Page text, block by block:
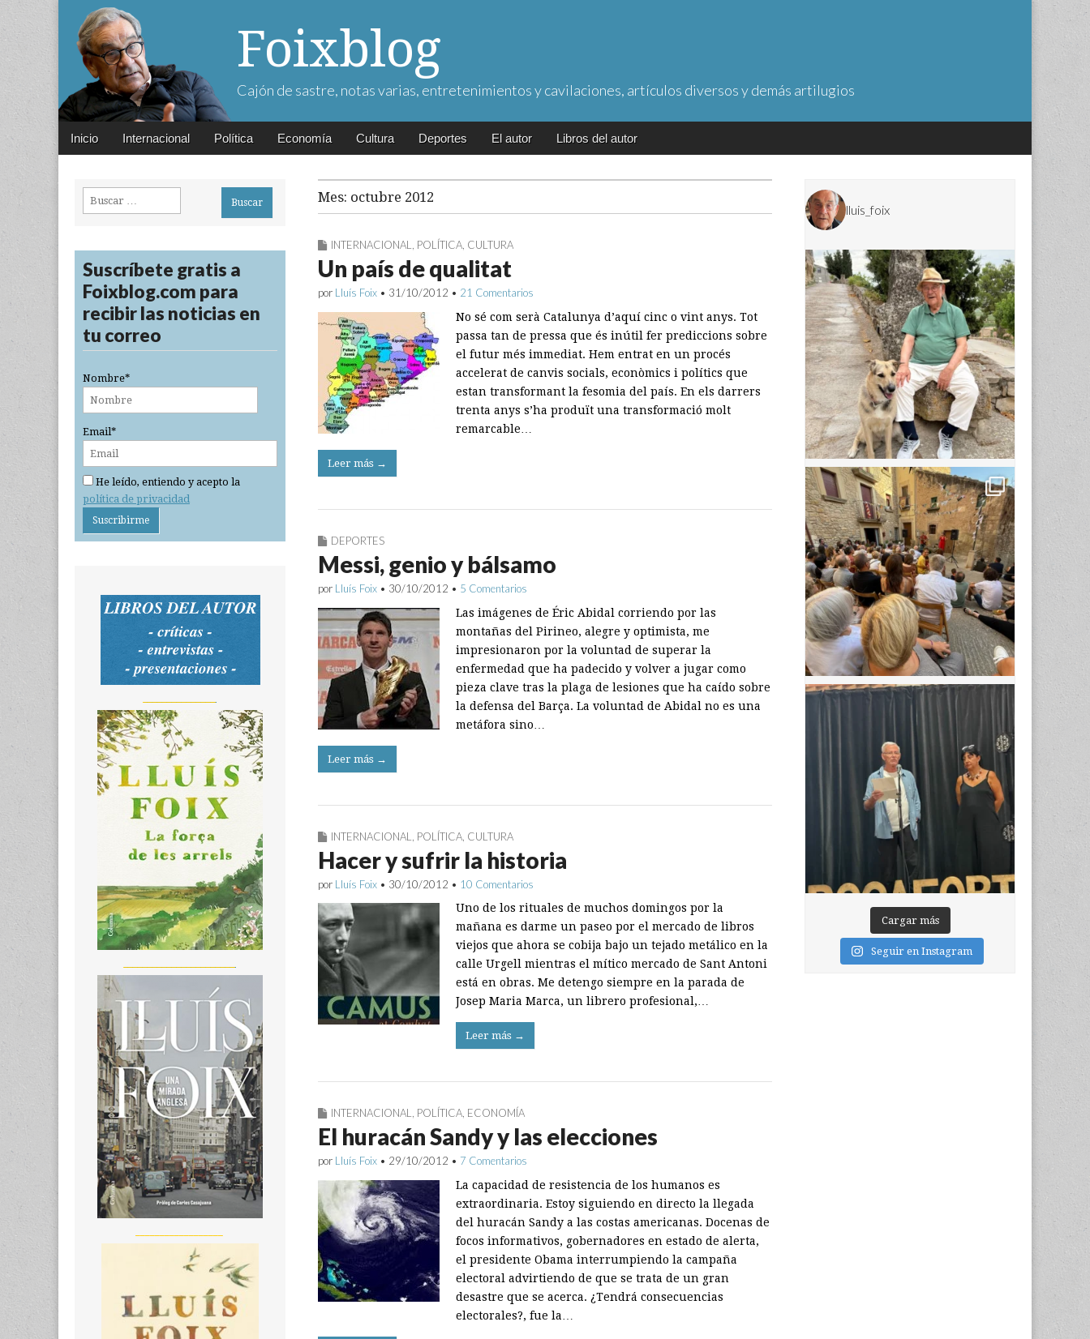
Foixblog
Cajón de sastre, notas varias, entretenimientos y cavilaciones, artículos diversos y demás artilugios
Main
Skip
Inicio Internacional Política Economía Cultura Deportes El autor Libros del autor
Mes: octubre 2012
INTERNACIONAL POLÍTICA CULTURA
Un país de qualitat
por Lluís Foix • 31/10/2012 • 21 Comentarios
No sé com serà Catalunya d’aquí cinc o vint anys. Tot
passa tan de pressa que és inútil fer prediccions sobre
el futur més immediat. Hem entrat en un procés
accelerat de canvis socials, econòmics i polítics que
estan transformant la fesomia del país. En els darrers
trenta anys s’ha produït una transformació molt
remarcable…
Leer más →
DEPORTES
Messi, genio y bálsamo
por Lluís Foix • 30/10/2012 • 5 Comentarios
Las imágenes de Éric Abidal corriendo por las
montañas del Pirineo, alegre y optimista, me
impresionaron por la voluntad de superar la
enfermedad que ha padecido y volver a jugar como
pieza clave tras la plaga de lesiones que ha caído sobre
la defensa del Barça. La voluntad de Abidal no es una
metáfora sino…
Leer más →
INTERNACIONAL POLÍTICA CULTURA
Hacer y sufrir la historia
por Lluís Foix • 30/10/2012 • 10 Comentarios
Uno de los rituales de muchos domingos por la
mañana es darme un paseo por el mercado de libros
viejos que ahora se cobija bajo un tejado metálico en la
calle Urgell mientras el mítico mercado de Sant Antoni
está en obras. Me detengo siempre en la parada de
Josep Maria Marca, un librero profesional,…
Leer más →
INTERNACIONAL, POLÍTICA, ECONOMÍA
El huracán Sandy y las elecciones
por Lluís Foix • 29/10/2012 • 7 Comentarios
La capacidad de resistencia de los humanos es
extraordinaria. Estoy siguiendo en directo la llegada
del huracán Sandy a las costas americanas. Docenas de
focos informativos, gobernadores en estado de alerta,
el presidente Obama interrumpiendo la campaña
electoral advirtiendo de que se trata de un gran
desastre que se acerca. ¿Tendrá consecuencias
electorales?, fue la…
Buscar:
Suscríbete gratis a
Foixblog.com para
recibir las noticias en
tu correo
Nombre*
Email*
He leído, entiendo y acepto la
política de privacidad
lluis_foix
Cargar más
Seguir en Instagram